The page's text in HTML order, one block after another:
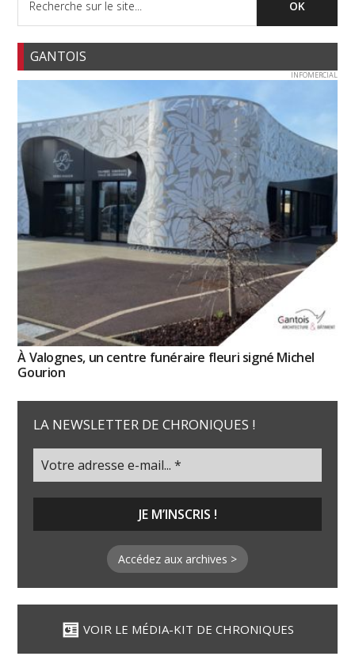
GANTOIS
INFOMERCIAL
À Valognes, un centre funéraire fleuri signé Michel
Gourion
LA NEWSLETTER DE CHRONIQUES !
Accédez aux archives >
VOIR LE MÉDIA-KIT DE CHRONIQUES